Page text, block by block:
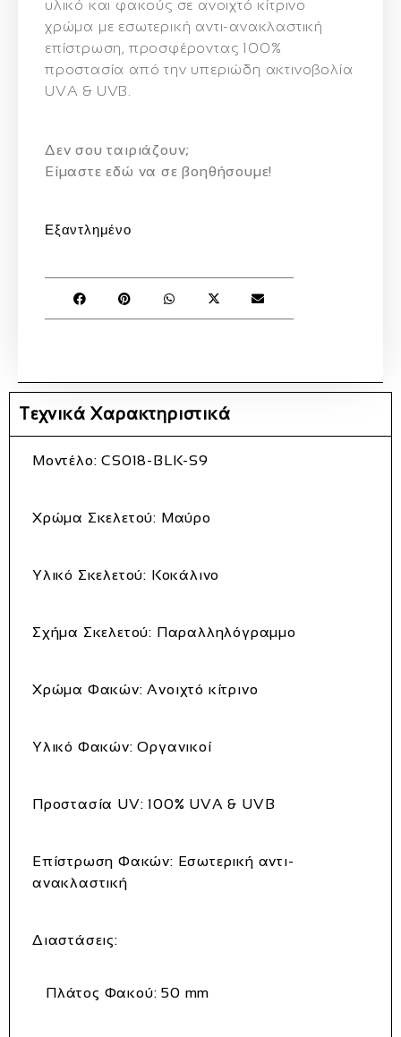
υλικό και φακούς σε ανοιχτό κίτρινο
χρώμα με εσωτερική αντι-ανακλαστική
επίστρωση, προσφέροντας 100%
προστασία από την υπεριώδη ακτινοβολία
UVA & UVB.
Δεν σου ταιριάζουν;
Eίμαστε εδώ να σε βοηθήσουμε!
Εξαντλημένο
Τεχνικά Χαρακτηριστικά
Μοντέλο: CS018-BLK-S9
Χρώμα Σκελετού: Μαύρο
Υλικό Σκελετού: Κοκάλινο
Σχήμα Σκελετού: Παραλληλόγραμμο
Χρώμα Φακών: Ανοιχτό κίτρινο
Υλικό Φακών: Οργανικοί
Προστασία UV: 100% UVA & UVB
Επίστρωση Φακών: Εσωτερική αντι-
ανακλαστική
Διαστάσεις:
Πλάτος Φακού: 50 mm